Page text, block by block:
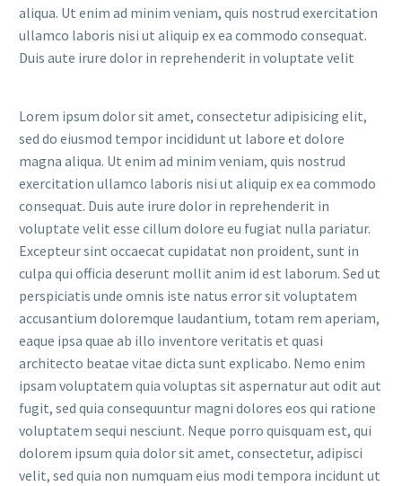
aliqua. Ut enim ad minim veniam, quis nostrud exercitation
ullamco laboris nisi ut aliquip ex ea commodo consequat.
Duis aute irure dolor in reprehenderit in voluptate velit
Lorem ipsum dolor sit amet, consectetur adipisicing elit,
sed do eiusmod tempor incididunt ut labore et dolore
magna aliqua. Ut enim ad minim veniam, quis nostrud
exercitation ullamco laboris nisi ut aliquip ex ea commodo
consequat. Duis aute irure dolor in reprehenderit in
voluptate velit esse cillum dolore eu fugiat nulla pariatur.
Excepteur sint occaecat cupidatat non proident, sunt in
culpa qui officia deserunt mollit anim id est laborum. Sed ut
perspiciatis unde omnis iste natus error sit voluptatem
accusantium doloremque laudantium, totam rem aperiam,
eaque ipsa quae ab illo inventore veritatis et quasi
architecto beatae vitae dicta sunt explicabo. Nemo enim
ipsam voluptatem quia voluptas sit aspernatur aut odit aut
fugit, sed quia consequuntur magni dolores eos qui ratione
voluptatem sequi nesciunt. Neque porro quisquam est, qui
dolorem ipsum quia dolor sit amet, consectetur, adipisci
velit, sed quia non numquam eius modi tempora incidunt ut